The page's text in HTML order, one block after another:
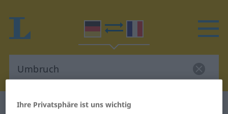
Deutsch-Französisch Wörterbuch
Ihre Privatsphäre ist uns wichtig